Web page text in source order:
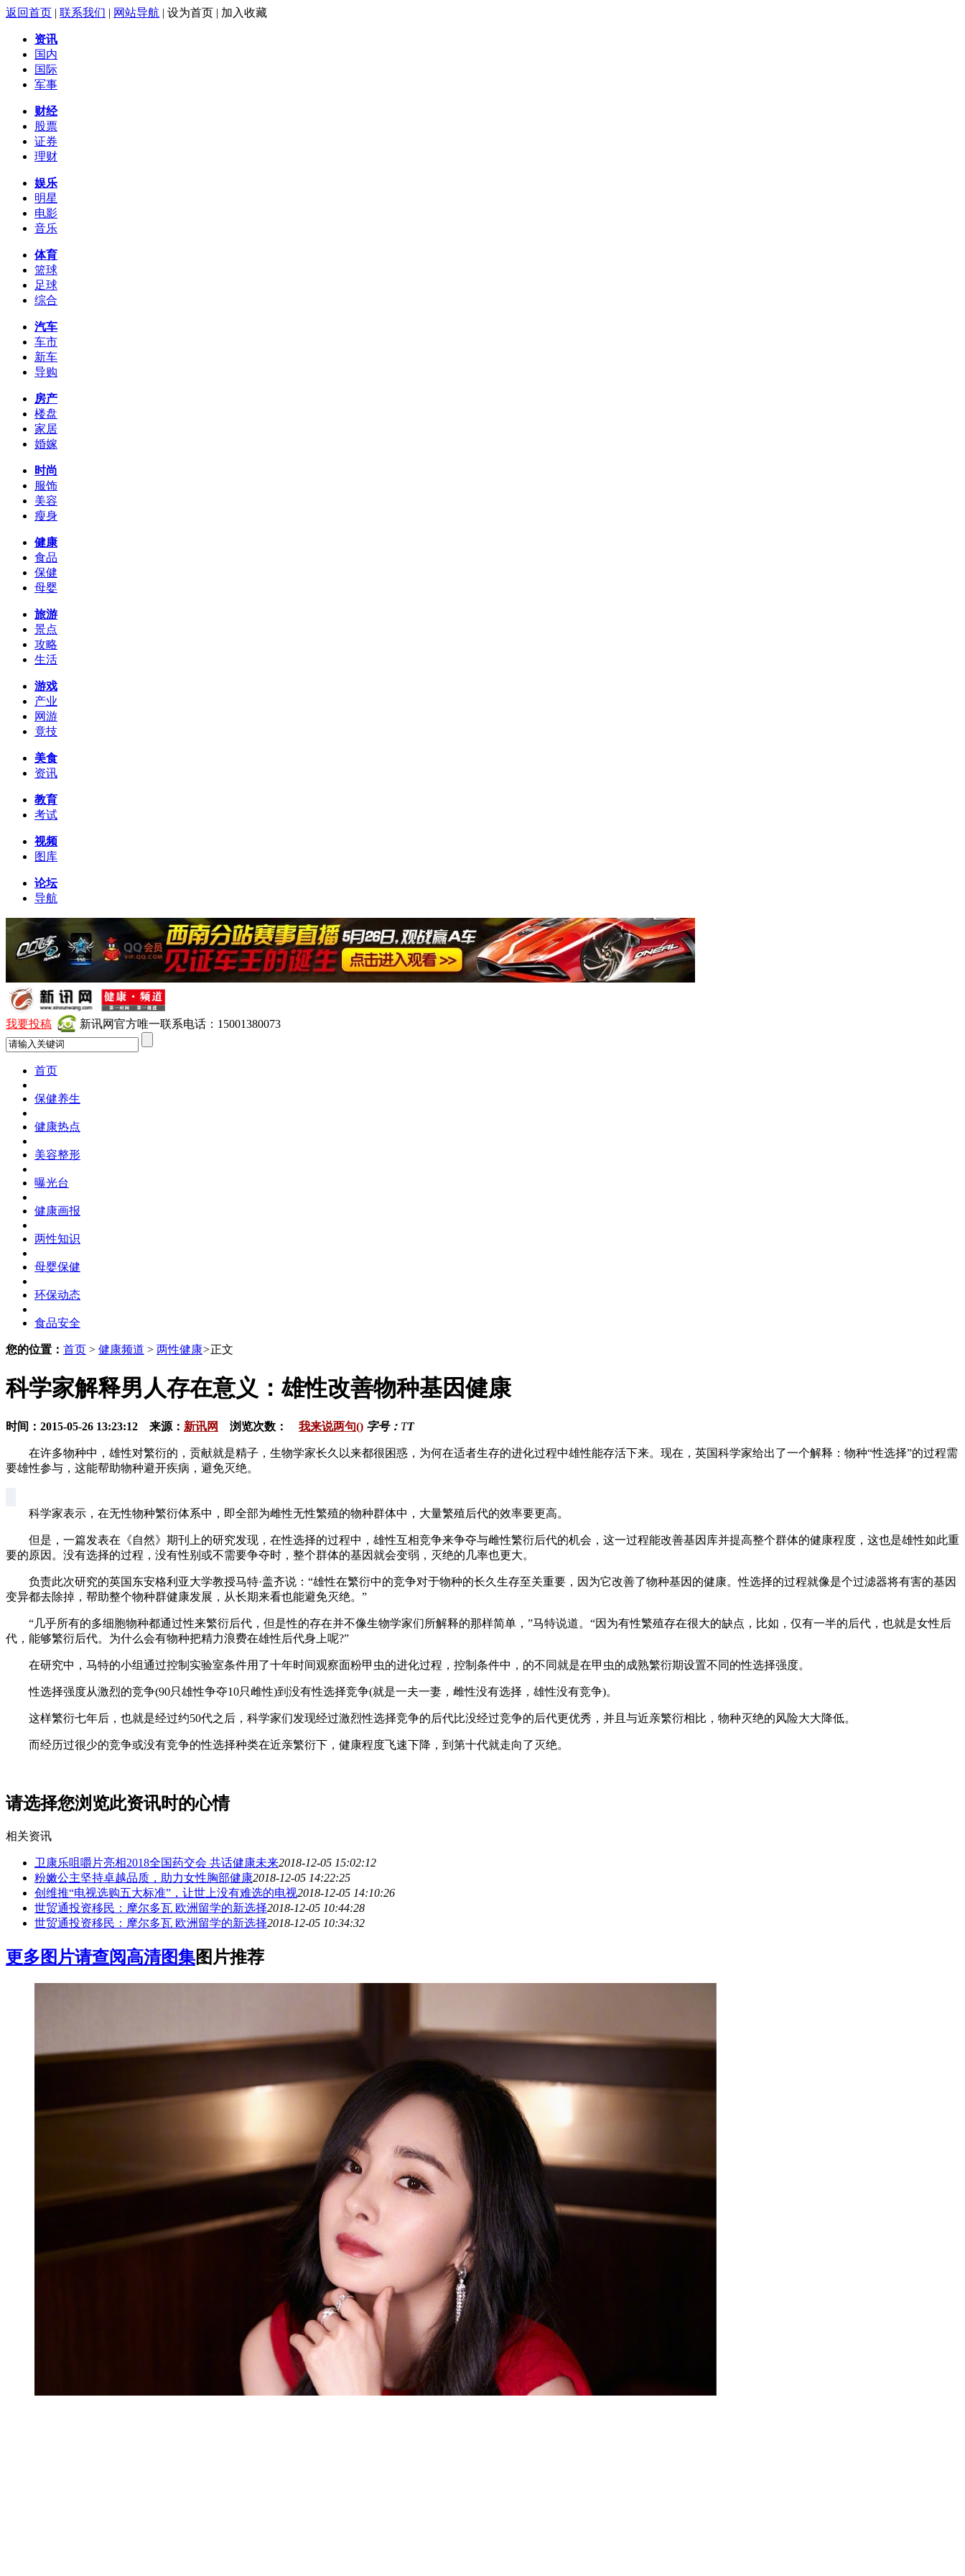
返回首页 | 联系我们 | 网站导航 | 设为首页 | 加入收藏
资讯
国内
国际
军事
财经
股票
证券
理财
娱乐
明星
电影
音乐
体育
篮球
足球
综合
汽车
车市
新车
导购
房产
楼盘
家居
婚嫁
时尚
服饰
美容
瘦身
健康
食品
保健
母婴
旅游
景点
攻略
生活
游戏
产业
网游
竟技
美食
资讯
教育
考试
视频
图库
论坛
导航
我要投稿 新讯网官方唯一联系电话：15001380073
首页
保健养生
健康热点
美容整形
曝光台
健康画报
两性知识
母婴保健
环保动态
食品安全
您的位置： 首页 > 健康频道 > 两性健康>正文
科学家解释男人存在意义：雄性改善物种基因健康
时间：2015-05-26 13:23:12 来源： 新讯网 浏览次数： 我来说两句() 字号： TT
在许多物种中，雄性对繁衍的，贡献就是精子，生物学家长久以来都很困惑，为何在适者生存的进化过程中雄性能存活下来。现在，英国科学家给出了一个解释：物种“性选择”的过程需
要雄性参与，这能帮助物种避开疾病，避免灭绝。
科学家表示，在无性物种繁衍体系中，即全部为雌性无性繁殖的物种群体中，大量繁殖后代的效率要更高。
但是，一篇发表在《自然》期刊上的研究发现，在性选择的过程中，雄性互相竞争来争夺与雌性繁衍后代的机会，这一过程能改善基因库并提高整个群体的健康程度，这也是雄性如此重
要的原因。没有选择的过程，没有性别或不需要争夺时，整个群体的基因就会变弱，灭绝的几率也更大。
负责此次研究的英国东安格利亚大学教授马特·盖齐说：“雄性在繁衍中的竞争对于物种的长久生存至关重要，因为它改善了物种基因的健康。性选择的过程就像是个过滤器将有害的基因
变异都去除掉，帮助整个物种群健康发展，从长期来看也能避免灭绝。”
“几乎所有的多细胞物种都通过性来繁衍后代，但是性的存在并不像生物学家们所解释的那样简单，”马特说道。“因为有性繁殖存在很大的缺点，比如，仅有一半的后代，也就是女性后
代，能够繁衍后代。为什么会有物种把精力浪费在雄性后代身上呢?”
在研究中，马特的小组通过控制实验室条件用了十年时间观察面粉甲虫的进化过程，控制条件中，的不同就是在甲虫的成熟繁衍期设置不同的性选择强度。
性选择强度从激烈的竞争(90只雄性争夺10只雌性)到没有性选择竞争(就是一夫一妻，雌性没有选择，雄性没有竞争)。
这样繁衍七年后，也就是经过约50代之后，科学家们发现经过激烈性选择竞争的后代比没经过竞争的后代更优秀，并且与近亲繁衍相比，物种灭绝的风险大大降低。
而经历过很少的竞争或没有竞争的性选择种类在近亲繁衍下，健康程度飞速下降，到第十代就走向了灭绝。
请选择您浏览此资讯时的心情
相关资讯
卫康乐咀嚼片亮相2018全国药交会 共话健康未来2018-12-05 15:02:12
粉嫩公主坚持卓越品质，助力女性胸部健康2018-12-05 14:22:25
创维推“电视选购五大标准”，让世上没有难选的电视2018-12-05 14:10:26
世贸通投资移民：摩尔多瓦 欧洲留学的新选择2018-12-05 10:44:28
世贸通投资移民：摩尔多瓦 欧洲留学的新选择2018-12-05 10:34:32
更多图片请查阅高清图集图片推荐